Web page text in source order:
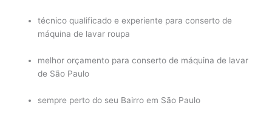
técnico qualificado e experiente para conserto de
máquina de lavar roupa
melhor orçamento para conserto de máquina de lavar
de São Paulo
sempre perto do seu Bairro em São Paulo